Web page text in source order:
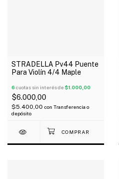
STRADELLA Pv44 Puente
Para Violín 4/4 Maple
6 cuotas sin interés de$1.000,00
$6.000,00
$5.400,00 con Transferencia o
depósito